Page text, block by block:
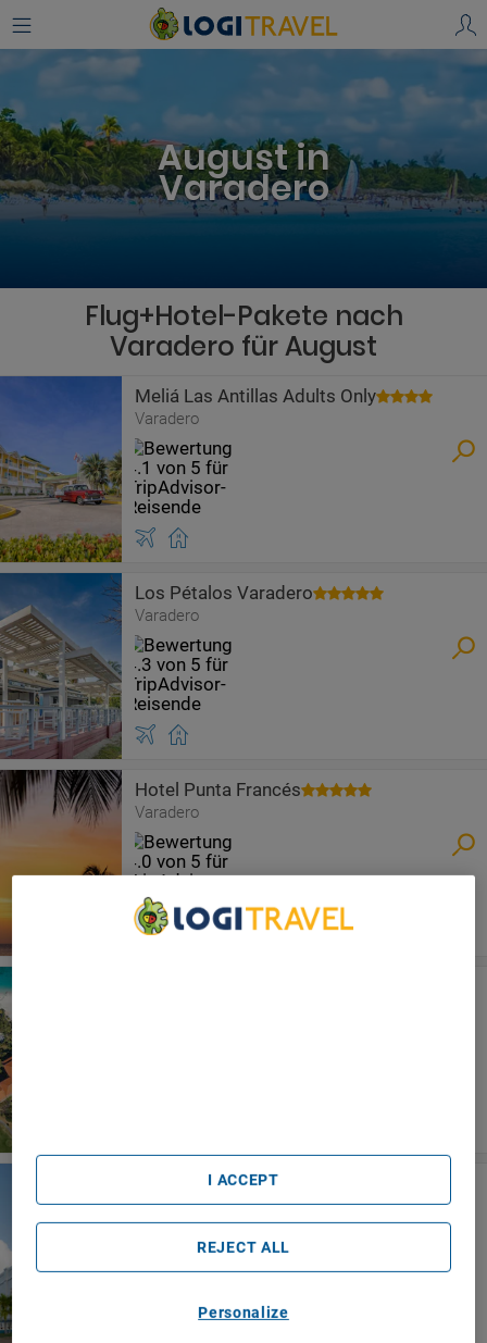
August in
Varadero
Flug+Hotel-Pakete nach
Varadero für August
Meliá Las Antillas Adults Only
Varadero
Los Pétalos Varadero
Varadero
Hotel Punta Francés
Varadero
Resonance Musique Varadero - Adults
Only
Varadero
Personalize
REJECT ALL
I ACCEPT